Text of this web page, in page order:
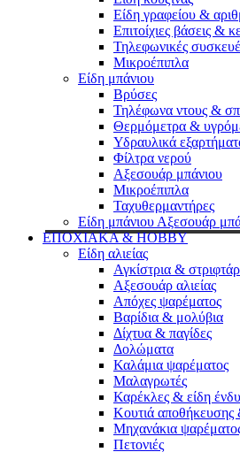
Είδη γραφείου &
Επιτοίχιες βάσεις &
Τηλεφωνικές
Μικροέπιπλα
Είδη μπάνιου
Βρύσες
Τηλέφωνα ντους &
Θερμόμετρα &
Υδραυλικά
Φίλτρα νερού
Αξεσουάρ μπάνιου
Μικροέπιπλα
Ταχυθερμαντήρες
Είδη μπάνιου Αξεσουάρ
ΕΠΟΧΙΑΚΑ & HOBBY
Είδη αλιείας
Αγκίστρια &
Αξεσουάρ αλιείας
Απόχες ψαρέματος
Βαρίδια & μολύβια
Δίχτυα & παγίδες
Δολώματα
Καλάμια ψαρέματος
Μαλαγρωτές
Καρέκλες & είδη
Κουτιά αποθήκευσης
Μηχανάκια
Πετονιές